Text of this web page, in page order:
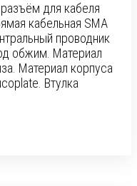
для кабеля
кабельная SMA
проводник
обжим. Материал
Материал корпуса
Втулка